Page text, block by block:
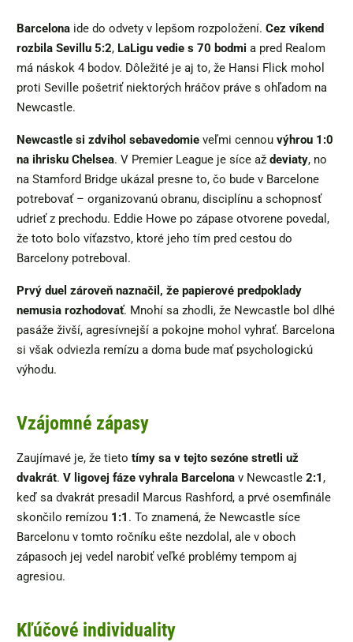
Barcelona ide do odvety v lepšom rozpoložení. Cez víkend
rozbila Sevillu 5:2, LaLigu vedie s 70 bodmi a pred Realom
má náskok 4 bodov. Dôležité je aj to, že Hansi Flick mohol
proti Seville pošetriť niektorých hráčov práve s ohľadom na
Newcastle.
Newcastle si zdvihol sebavedomie veľmi cennou výhrou 1:0
na ihrisku Chelsea. V Premier League je síce až deviaty, no
na Stamford Bridge ukázal presne to, čo bude v Barcelone
potrebovať – organizovanú obranu, disciplínu a schopnosť
udrieť z prechodu. Eddie Howe po zápase otvorene povedal,
že toto bolo víťazstvo, ktoré jeho tím pred cestou do
Barcelony potreboval.
Prvý duel zároveň naznačil, že papierové predpoklady
nemusia rozhodovať. Mnohí sa zhodli, že Newcastle bol dlhé
pasáže živší, agresívnejší a pokojne mohol vyhrať. Barcelona
si však odviezla remízu a doma bude mať psychologickú
výhodu.
Vzájomné zápasy
Zaujímavé je, že tieto tímy sa v tejto sezóne stretli už
dvakrát. V ligovej fáze vyhrala Barcelona v Newcastle 2:1 ,
keď sa dvakrát presadil Marcus Rashford, a prvé osemfinále
skončilo remízou 1:1 . To znamená, že Newcastle síce
Barcelonu v tomto ročníku ešte nezdolal, ale v oboch
zápasoch jej vedel narobiť veľké problémy tempom aj
agresiou.
Kľúčové individuality